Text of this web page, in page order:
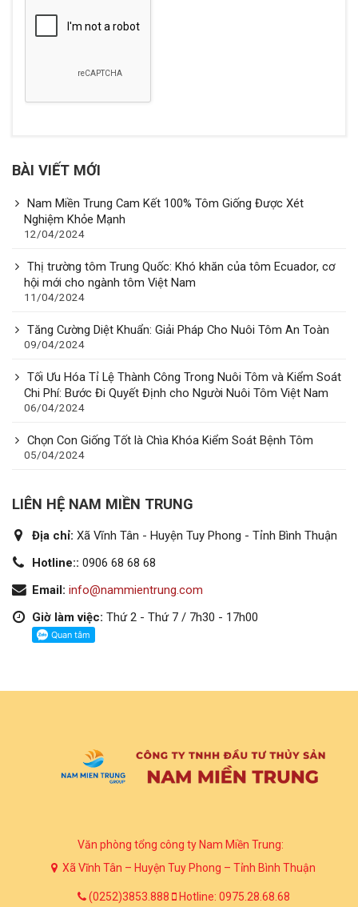
BÀI VIẾT MỚI
Nam Miền Trung Cam Kết 100% Tôm Giống Được Xét
Nghiệm Khỏe Mạnh
12/04/2024
Thị trường tôm Trung Quốc: Khó khăn của tôm Ecuador, cơ
hội mới cho ngành tôm Việt Nam
11/04/2024
Tăng Cường Diệt Khuẩn: Giải Pháp Cho Nuôi Tôm An Toàn
09/04/2024
Tối Ưu Hóa Tỉ Lệ Thành Công Trong Nuôi Tôm và Kiểm Soát
Chi Phí: Bước Đi Quyết Định cho Người Nuôi Tôm Việt Nam
06/04/2024
Chọn Con Giống Tốt là Chìa Khóa Kiểm Soát Bệnh Tôm
05/04/2024
LIÊN HỆ NAM MIỀN TRUNG
Địa chỉ: Xã Vĩnh Tân - Huyện Tuy Phong - Tỉnh Bình Thuận
Hotline:: 0906 68 68 68
Email: info@nammientrung.com
Giờ làm việc: Thứ 2 - Thứ 7 / 7h30 - 17h00
Văn phòng tổng công ty Nam Miền Trung:
Xã Vĩnh Tân – Huyện Tuy Phong – Tỉnh Bình Thuận
(0252)3853.888 Hotline: 0975.28.68.68